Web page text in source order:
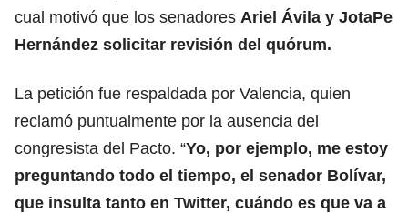
cual motivó que los senadores Ariel Ávila y JotaPe
Hernández solicitar revisión del quórum.
La petición fue respaldada por Valencia, quien
reclamó puntualmente por la ausencia del
congresista del Pacto. “Yo, por ejemplo, me estoy
preguntando todo el tiempo, el senador Bolívar,
que insulta tanto en Twitter, cuándo es que va a